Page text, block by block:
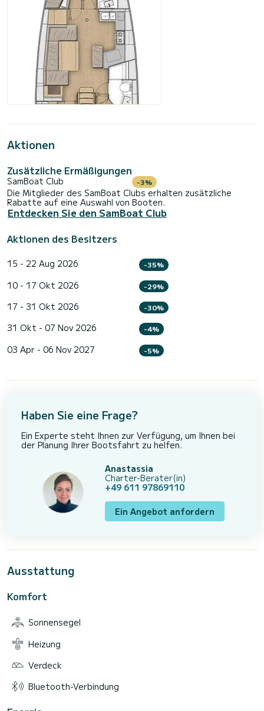
Aktionen
Zusätzliche Ermäßigungen
SamBoat Club -3%
Die Mitglieder des SamBoat Clubs erhalten zusätzliche
Rabatte auf eine Auswahl von Booten.
Entdecken Sie den SamBoat Club
Aktionen des Besitzers
15 - 22 Aug 2026 -35%
10 - 17 Okt 2026 -29%
17 - 31 Okt 2026 -30%
31 Okt - 07 Nov 2026 -4%
03 Apr - 06 Nov 2027 -5%
Haben Sie eine Frage?
Ein Experte steht Ihnen zur Verfügung, um Ihnen bei
der Planung Ihrer Bootsfahrt zu helfen.
Anastassia
Charter-Berater(in)
+49 611 97869110
Ein Angebot anfordern
Ausstattung
Komfort
Sonnensegel
Heizung
Verdeck
Bluetooth-Verbindung